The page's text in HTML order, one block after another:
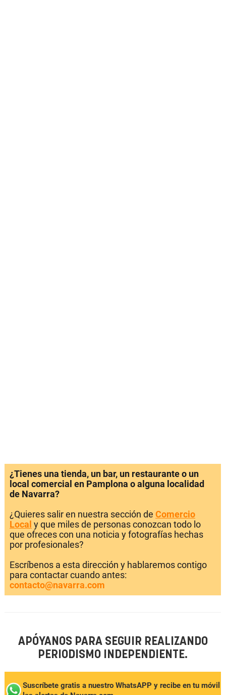
¿Tienes una tienda, un bar, un restaurante o un
local comercial en Pamplona o alguna localidad
de Navarra?
¿Quieres salir en nuestra sección de Comercio
Local y que miles de personas conozcan todo lo
que ofreces con una noticia y fotografías hechas
por profesionales?
Escríbenos a esta dirección y hablaremos contigo
para contactar cuando antes:
contacto@navarra.com
APÓYANOS PARA SEGUIR REALIZANDO
PERIODISMO INDEPENDIENTE.
Suscríbete gratis a nuestro WhatsAPP y recibe en tu móvil